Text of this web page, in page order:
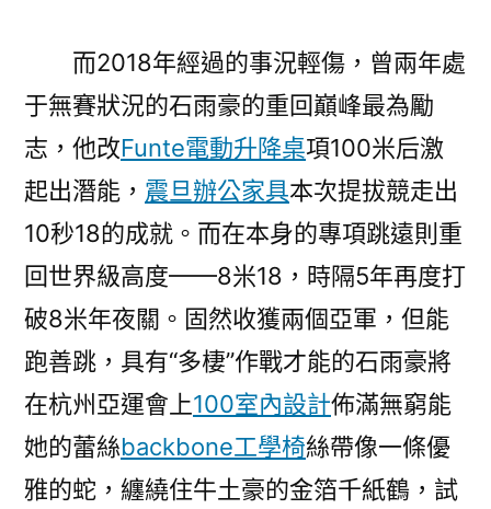
而2018年經過的事況輕傷，曾兩年處
于無賽狀況的石雨豪的重回巔峰最為勵
志，他改Funte電動升降桌項100米后激
起出潛能， 震旦辦公家具本次提拔競走出
10秒18的成就。而在本身的專項跳遠則重
回世界級高度——8米18，時隔5年再度打
破8米年夜關。固然收獲兩個亞軍，但能
跑善跳，具有“多棲”作戰才能的石雨豪將
在杭州亞運會上100室內設計佈滿無窮能
她的蕾絲backbone工學椅絲帶像一條優
雅的蛇，纏繞住牛土豪的金箔千紙鶴，試